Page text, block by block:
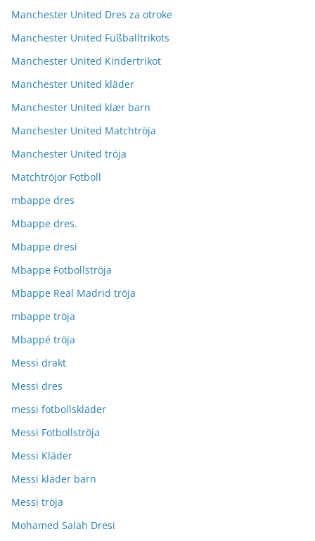
Manchester United Dres za otroke
Manchester United Fußballtrikots
Manchester United Kindertrikot
Manchester United kläder
Manchester United klær barn
Manchester United Matchtröja
Manchester United tröja
Matchtröjor Fotboll
mbappe dres
Mbappe dres.
Mbappe dresi
Mbappe Fotbollströja
Mbappe Real Madrid tröja
mbappe tröja
Mbappé tröja
Messi drakt
Messi dres
messi fotbollskläder
Messi Fotbollströja
Messi Kläder
Messi kläder barn
Messi tröja
Mohamed Salah Dresi